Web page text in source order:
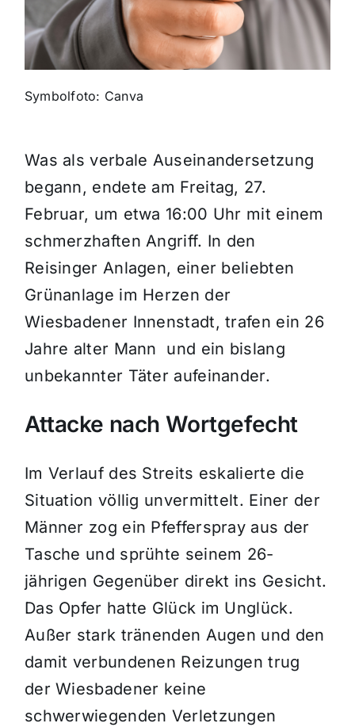
Symbolfoto: Canva
Was als verbale Auseinandersetzung
begann, endete am Freitag, 27.
Februar, um etwa 16:00 Uhr mit einem
schmerzhaften Angriff. In den
Reisinger Anlagen, einer beliebten
Grünanlage im Herzen der
Wiesbadener Innenstadt, trafen ein 26
Jahre alter Mann und ein bislang
unbekannter Täter aufeinander.
Attacke nach Wortgefecht
Im Verlauf des Streits eskalierte die
Situation völlig unvermittelt. Einer der
Männer zog ein Pfefferspray aus der
Tasche und sprühte seinem 26-
jährigen Gegenüber direkt ins Gesicht.
Das Opfer hatte Glück im Unglück.
Außer stark tränenden Augen und den
damit verbundenen Reizungen trug
der Wiesbadener keine
schwerwiegenden Verletzungen